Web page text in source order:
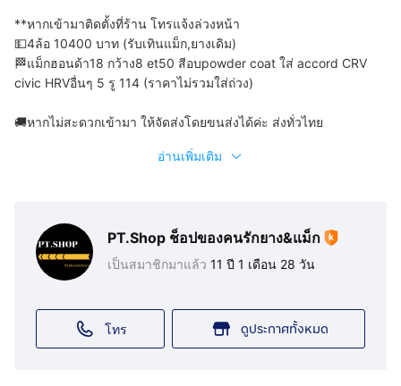
**หากเข้ามาติดตั้งที่ร้าน โทรแจ้งล่วงหน้า
💵4ล้อ 10400 บาท (รับเทินแม็ก,ยางเดิม)
🏁แม็กฮอนด้า18 กว้าง8 et50 สีอบpowder coat ใส่ accord CRV
civic HRVอื่นๆ 5 รู 114 (ราคาไม่รวมใส่ถ่วง)
🚚หากไม่สะดวกเข้ามา ให้จัดส่งโดยขนส่งได้ค่ะ ส่งทั่วไทย
อ่านเพิ่มเติม
PT.Shop ช็อปของคนรักยาง&แม็ก
เป็นสมาชิกมาแล้ว 11 ปี 1 เดือน 28 วัน
โทร ดูประกาศทั้งหมด